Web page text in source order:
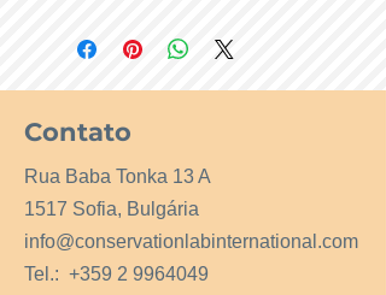
Contato
Rua Baba Tonka 13 A
1517 Sofia, Bulgária
info@conservationlabinternational.com
Tel.: +359 2 9964049